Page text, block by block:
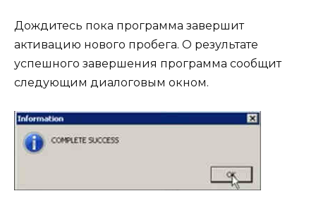
Дождитесь пока программа завершит
активацию нового пробега. О результате
успешного завершения программа сообщит
следующим диалоговым окном.